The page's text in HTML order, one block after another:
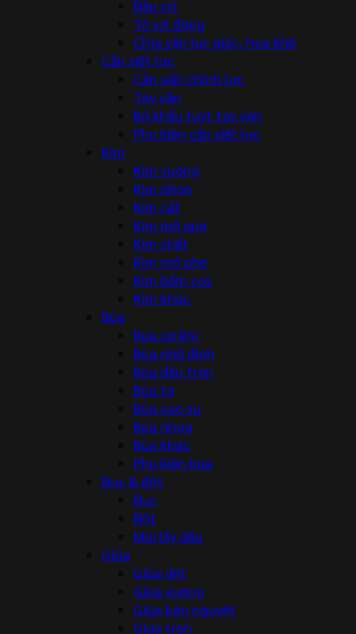
Đầu vít
Tô vít đóng
Chìa vặn lục giác, hoa khế
Cần siết lực
Cần siết chỉnh lực
Tay vặn
Bộ khẩu tuýt tay vặn
Phụ kiện cần siết lực
Kìm
Kìm vuông
Kìm nhọn
Kìm cắt
Kìm mỏ quạ
Kìm chết
Kìm mở phe
Kìm bấm cos
Kìm khác
Búa
Búa cơ khí
Búa nhổ đinh
Búa đầu tròn
Búa tạ
Búa cao su
Búa nhựa
Búa khác
Phụ kiện búa
Đục & đột
Đục
Đột
Mũi lấy dấu
Giũa
Giũa dẹt
Giũa vuông
Giũa bán nguyệt
Giũa tròn